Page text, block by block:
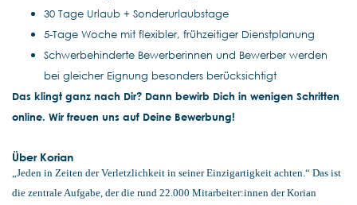
30 Tage Urlaub + Sonderurlaubstage
5-Tage Woche mit flexibler, frühzeitiger Dienstplanung
Schwerbehinderte Bewerberinnen und Bewerber werden
bei gleicher Eignung besonders berücksichtigt
Das klingt ganz nach Dir? Dann bewirb Dich in wenigen Schritten
online. Wir freuen uns auf Deine Bewerbung!
Über Korian
„Jeden in Zeiten der Verletzlichkeit in seiner Einzigartigkeit achten.“ Das ist
die zentrale Aufgabe, der die rund 22.000 Mitarbeiter:innen der Korian